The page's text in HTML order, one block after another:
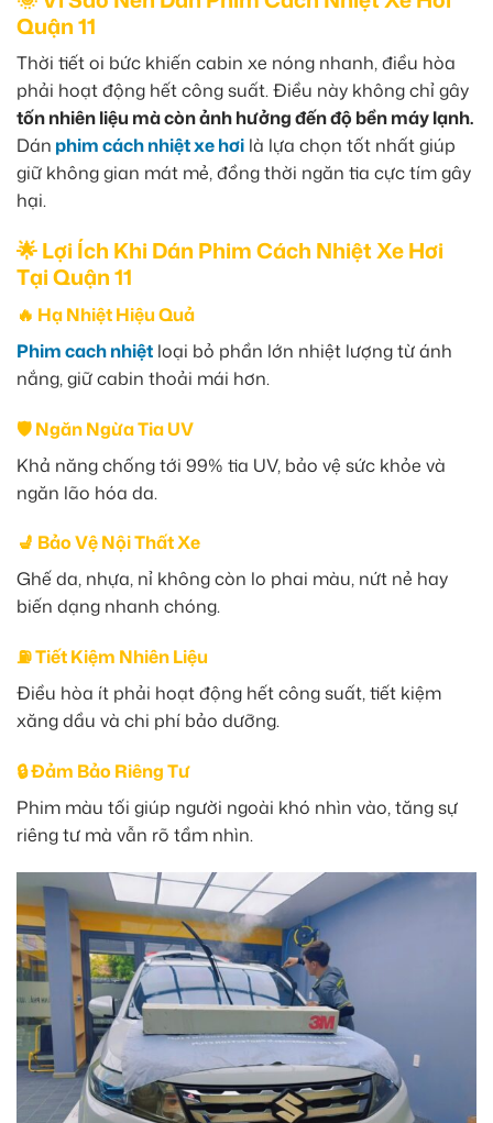
Quận 11
Thời tiết oi bức khiến cabin xe nóng nhanh, điều hòa
phải hoạt động hết công suất. Điều này không chỉ gây
tốn nhiên liệu mà còn ảnh hưởng đến độ bền máy lạnh.
Dán phim cách nhiệt xe hơi là lựa chọn tốt nhất giúp
giữ không gian mát mẻ, đồng thời ngăn tia cực tím gây
hại.
🌟 Lợi Ích Khi Dán Phim Cách Nhiệt Xe Hơi
Tại Quận 11
🔥 Hạ Nhiệt Hiệu Quả
Phim cach nhiệt loại bỏ phần lớn nhiệt lượng từ ánh
nắng, giữ cabin thoải mái hơn.
🛡️ Ngăn Ngừa Tia UV
Khả năng chống tới 99% tia UV, bảo vệ sức khỏe và
ngăn lão hóa da.
💺 Bảo Vệ Nội Thất Xe
Ghế da, nhựa, nỉ không còn lo phai màu, nứt nẻ hay
biến dạng nhanh chóng.
⛽ Tiết Kiệm Nhiên Liệu
Điều hòa ít phải hoạt động hết công suất, tiết kiệm
xăng dầu và chi phí bảo dưỡng.
🔒 Đảm Bảo Riêng Tư
Phim màu tối giúp người ngoài khó nhìn vào, tăng sự
riêng tư mà vẫn rõ tầm nhìn.